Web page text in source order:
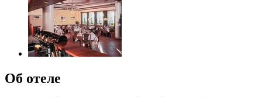
Об отеле